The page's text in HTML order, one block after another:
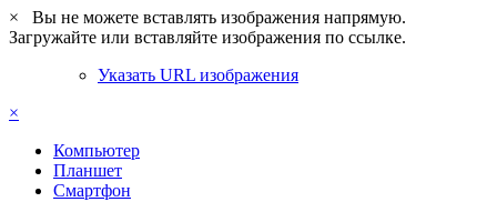
×
Вы не можете вставлять изображения напрямую.
Загружайте или вставляйте изображения по ссылке.
Указать URL изображения
×
Компьютер
Планшет
Смартфон